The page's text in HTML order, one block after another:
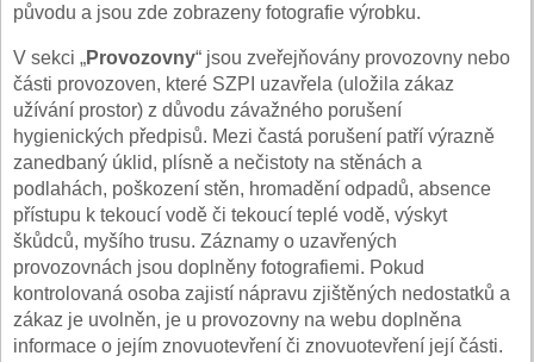
původu a jsou zde zobrazeny fotografie výrobku.
V sekci „Provozovny“ jsou zveřejňovány provozovny nebo
části provozoven, které SZPI uzavřela (uložila zákaz
užívání prostor) z důvodu závažného porušení
hygienických předpisů. Mezi častá porušení patří výrazně
zanedbaný úklid, plísně a nečistoty na stěnách a
podlahách, poškození stěn, hromadění odpadů, absence
přístupu k tekoucí vodě či tekoucí teplé vodě, výskyt
škůdců, myšího trusu. Záznamy o uzavřených
provozovnách jsou doplněny fotografiemi. Pokud
kontrolovaná osoba zajistí nápravu zjištěných nedostatků a
zákaz je uvolněn, je u provozovny na webu doplněna
informace o jejím znovuotevření či znovuotevření její části.